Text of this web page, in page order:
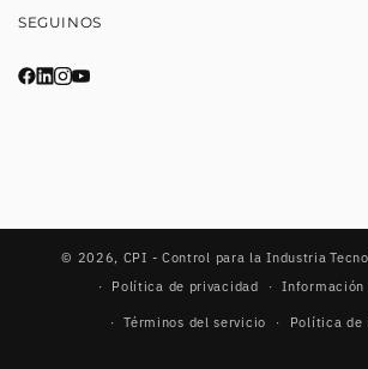
SEGUINOS
© 2026, CPI - Control para la Industria
Política de privacidad
Información
Términos del servicio Política de